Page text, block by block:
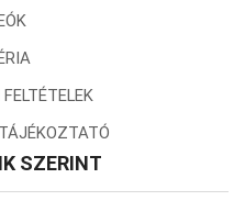
SZERINT